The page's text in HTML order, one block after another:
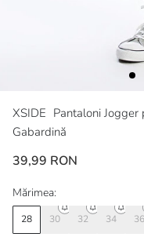
XSIDE Pantaloni
Gabardină
39,99 RON
Mărimea:
28 30 32 34 36